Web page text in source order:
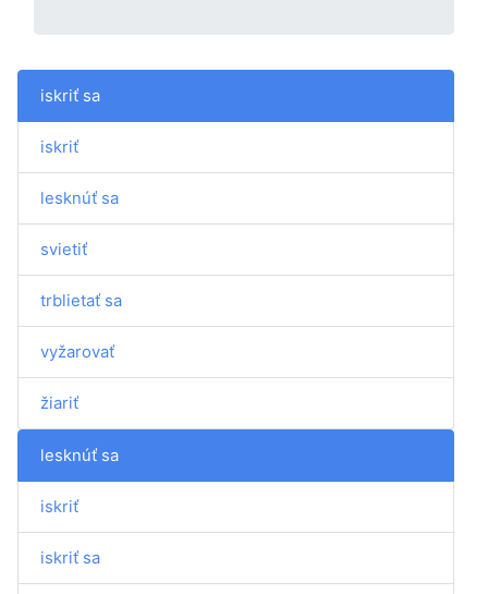
iskriť sa
iskriť
lesknúť sa
svietiť
trblietať sa
vyžarovať
žiariť
lesknúť sa
iskriť
iskriť sa